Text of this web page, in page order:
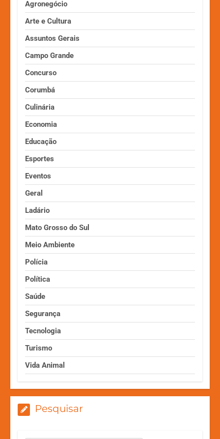
Agronegócio
Arte e Cultura
Assuntos Gerais
Campo Grande
Concurso
Corumbá
Culinária
Economia
Educação
Esportes
Eventos
Geral
Ladário
Mato Grosso do Sul
Meio Ambiente
Polícia
Política
Saúde
Segurança
Tecnologia
Turismo
Vida Animal
Pesquisar